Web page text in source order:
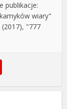
publikacje:
wiary"
"777